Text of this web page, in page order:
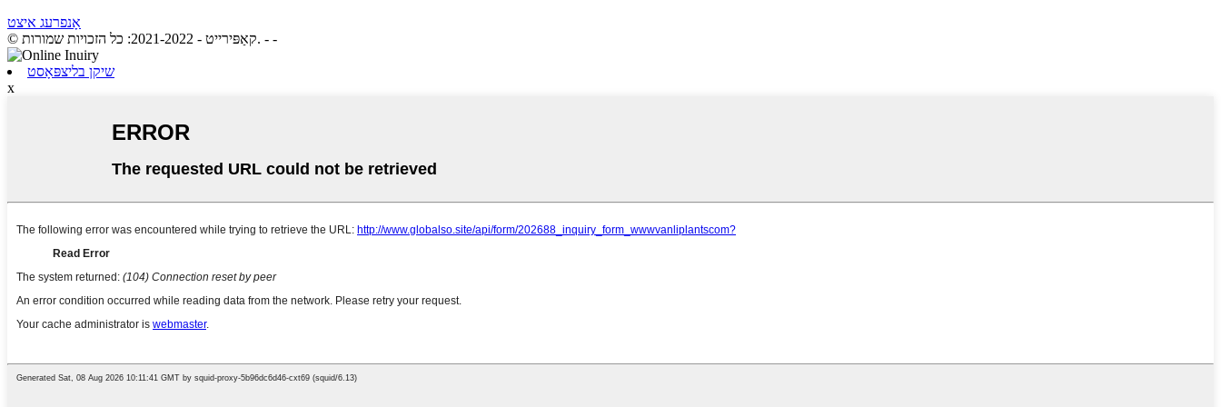
אָנפרעג איצט
© קאַפּירייט - 2021-2022: כל הזכויות שמורות. - -
שיקן בליצפּאָסט
x